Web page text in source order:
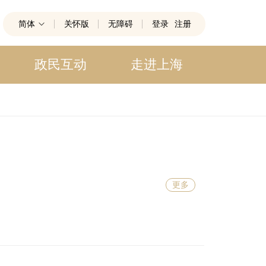
简体 关怀版 无障碍 登录 注册
政民互动 走进上海
更多